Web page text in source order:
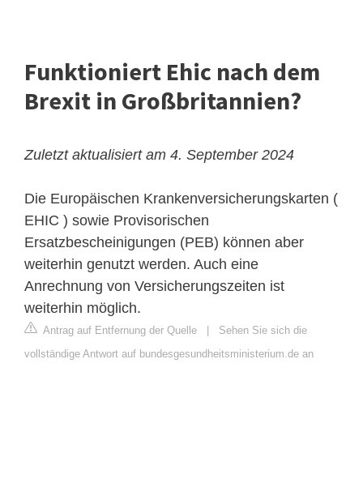
Funktioniert Ehic nach dem
Brexit in Großbritannien?
Zuletzt aktualisiert am 4. September 2024
Die Europäischen Krankenversicherungskarten (
EHIC ) sowie Provisorischen
Ersatzbescheinigungen (PEB) können aber
weiterhin genutzt werden. Auch eine
Anrechnung von Versicherungszeiten ist
weiterhin möglich.
Antrag auf Entfernung der Quelle
Sehen Sie sich die
vollständige Antwort auf bundesgesundheitsministerium.de an